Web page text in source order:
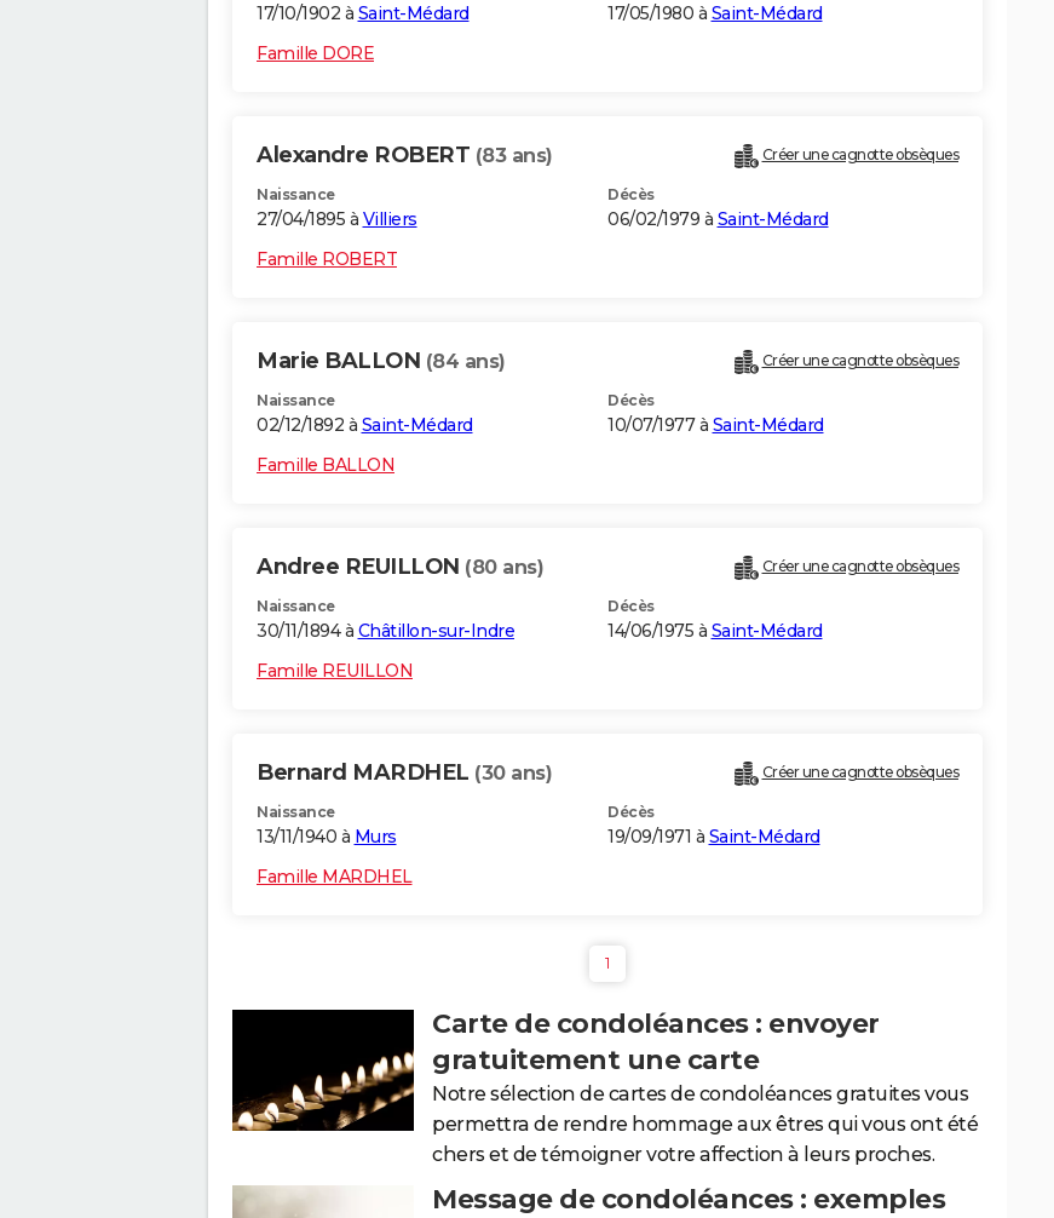
17/10/1902 à Saint-Médard 17/05/1980 à Saint-Médard
Famille DORE
Alexandre ROBERT (83 ans) Créer une cagnotte obsèques
Naissance
27/04/1895 à Villiers
Décès
06/02/1979 à Saint-Médard
Famille ROBERT
Marie BALLON (84 ans) Créer une cagnotte obsèques
Naissance
02/12/1892 à Saint-Médard
Décès
10/07/1977 à Saint-Médard
Famille BALLON
Andree REUILLON (80 ans) Créer une cagnotte obsèques
Naissance
30/11/1894 à Châtillon-sur-Indre
Décès
14/06/1975 à Saint-Médard
Famille REUILLON
Bernard MARDHEL (30 ans) Créer une cagnotte obsèques
Naissance
13/11/1940 à Murs
Décès
19/09/1971 à Saint-Médard
Famille MARDHEL
1
Carte de condoléances : envoyer
gratuitement une carte
Notre sélection de cartes de condoléances gratuites vous
permettra de rendre hommage aux êtres qui vous ont été
chers et de témoigner votre affection à leurs proches.
Message de condoléances : exemples